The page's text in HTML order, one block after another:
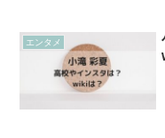
エンタメ